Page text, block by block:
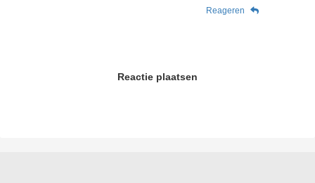
Reageren
Reactie plaatsen